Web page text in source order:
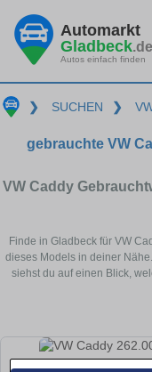
Automarkt
Gladbeck.de
Autos einfach finden
❯ SUCHEN ❯
gebrauchte VW
VW Caddy
Finde in Gladbeck für VW
dieses Models in deiner
siehst du auf einen Blick,